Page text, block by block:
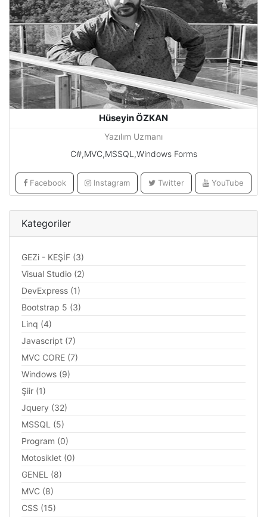
Hüseyin ÖZKAN
Yazılım Uzmanı
C#,MVC,MSSQL,Windows Forms
Facebook Instagram Twitter YouTube
Kategoriler
GEZi - KEŞİF (3)
Visual Studio (2)
DevExpress (1)
Bootstrap 5 (3)
Linq (4)
Javascript (7)
MVC CORE (7)
Windows (9)
Şiir (1)
Jquery (32)
MSSQL (5)
Program (0)
Motosiklet (0)
GENEL (8)
MVC (8)
CSS (15)